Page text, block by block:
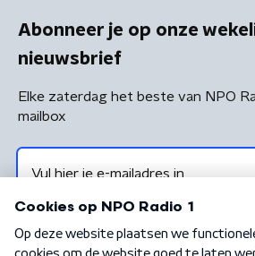
Abonneer je op onze
nieuwsbrief
Elke zaterdag het beste van NPO
mailbox